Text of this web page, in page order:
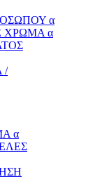
α
ΧΡΩΜΑ α
/
α